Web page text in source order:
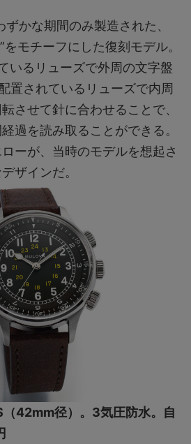
かな期間のみ製造された、
モチーフにした復刻モデル。
いるリューズで外周の文字盤
置されているリューズで内周
させて針に合わせることで、
過を読み取ることができる。
ーが、当時のモデルを想起さ
ザインだ。
42mm径）。3気圧防水。自